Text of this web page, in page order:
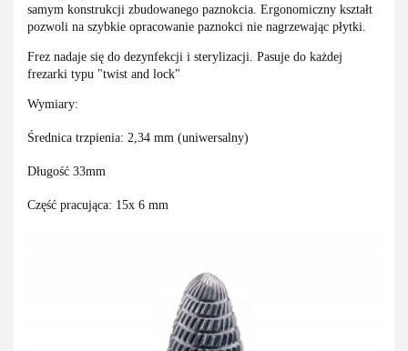
samym konstrukcji zbudowanego paznokcia. Ergonomiczny kształt
pozwoli na szybkie opracowanie paznokci nie nagrzewając płytki.
Frez nadaje się do dezynfekcji i sterylizacji. Pasuje do każdej
frezarki typu "twist and lock"
Wymiary:
Średnica trzpienia: 2,34 mm (uniwersalny)
Długość 33mm
Część pracująca: 15x 6 mm